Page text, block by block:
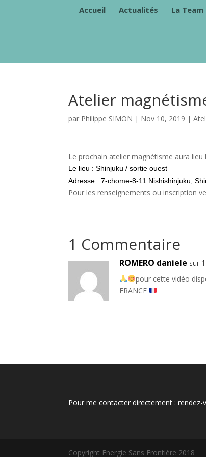
Accueil Actualités La Team
Atelier
par Philippe SIMON | Nov 10, 2019 |
Le prochain atelier magnétisme aura lieu
Le lieu : Shinjuku / sortie ouest
Adresse : 7-chōme-8-11 Nishishinjuku,
Pour les renseignements ou inscription
1 Commentaire
ROMERO daniele sur
pour cette vidéo
FRANCE
Pour me contacter directement :
Copyright Energie Sans Frontière 2018